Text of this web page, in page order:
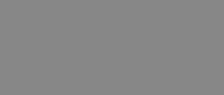
di siti
di Google) per
i cookie.